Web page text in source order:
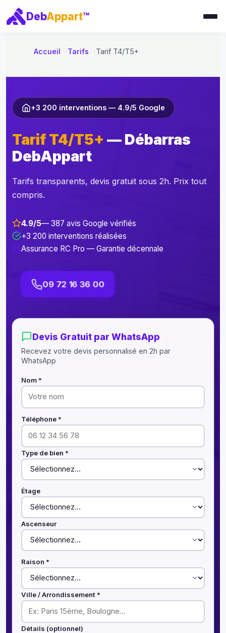
r
o
t
e
u
DebAppart™
Accueil Tarifs Tarif T4/T5+
+3 200 interventions — 4.9/5 Google
Tarif T4/T5+ — Débarras
DebAppart
Tarifs transparents, devis gratuit sous 2h. Prix tout
compris.
4.9/5— 387 avis Google vérifiés
+3 200 interventions réalisées
Assurance RC Pro — Garantie décennale
09 72 16 36 00
Devis Gratuit par WhatsApp
Recevez votre devis personnalisé en 2h par
WhatsApp
Nom *
Téléphone *
Type de bien *
Étage
Ascenseur
Raison *
Ville / Arrondissement *
Détails (optionnel)